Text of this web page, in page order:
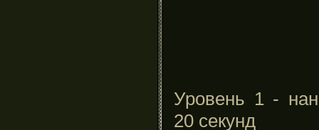
Уровень 1 -
20 секунд